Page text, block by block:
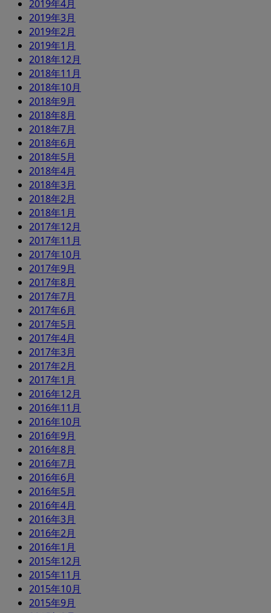
2019年4月
2019年3月
2019年2月
2019年1月
2018年12月
2018年11月
2018年10月
2018年9月
2018年8月
2018年7月
2018年6月
2018年5月
2018年4月
2018年3月
2018年2月
2018年1月
2017年12月
2017年11月
2017年10月
2017年9月
2017年8月
2017年7月
2017年6月
2017年5月
2017年4月
2017年3月
2017年2月
2017年1月
2016年12月
2016年11月
2016年10月
2016年9月
2016年8月
2016年7月
2016年6月
2016年5月
2016年4月
2016年3月
2016年2月
2016年1月
2015年12月
2015年11月
2015年10月
2015年9月